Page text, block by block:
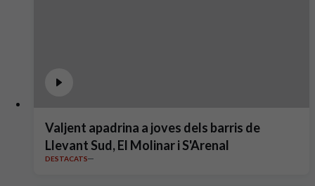
Valjent apadrina a joves dels barris de
Llevant Sud, El Molinar i S'Arenal
DESTACATS